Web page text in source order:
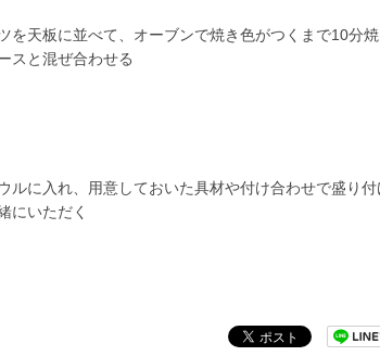
を天板に並べて、オーブンで焼き色がつくまで10分
スと混ぜ合わせる
ルに入れ、用意しておいた具材や付け合わせで盛り
にいただく